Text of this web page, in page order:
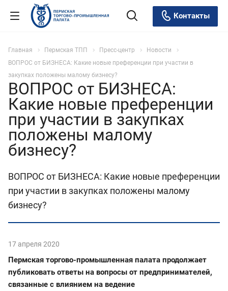
Контакты
Главная Пермская ТПП Пресс-центр
Новости
ВОПРОС от БИЗНЕСА: Какие новые преференции при участии в
закупках положены малому бизнесу?
ВОПРОС от БИЗНЕСА:
Какие новые преференции
при участии в закупках
положены малому
бизнесу?
ВОПРОС от БИЗНЕСА: Какие новые преференции
при участии в закупках положены малому
бизнесу?
17 апреля 2020
Пермская торгово-промышленная палата продолжает
публиковать ответы на вопросы от предпринимателей,
связанные с влиянием на ведение